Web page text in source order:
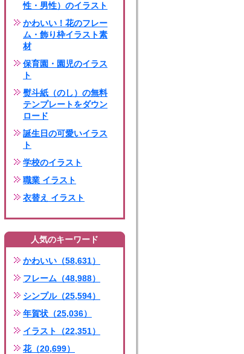
性・男性）のイラスト
かわいい！花のフレー
ム・飾り枠イラスト素
材
保育園・園児のイラス
ト
熨斗紙（のし）の無料
テンプレートをダウン
ロード
誕生日の可愛いイラス
ト
学校のイラスト
職業 イラスト
衣替え イラスト
人気のキーワード
かわいい（58,631）
フレーム（48,988）
シンプル（25,594）
年賀状（25,036）
イラスト（22,351）
花（20,699）